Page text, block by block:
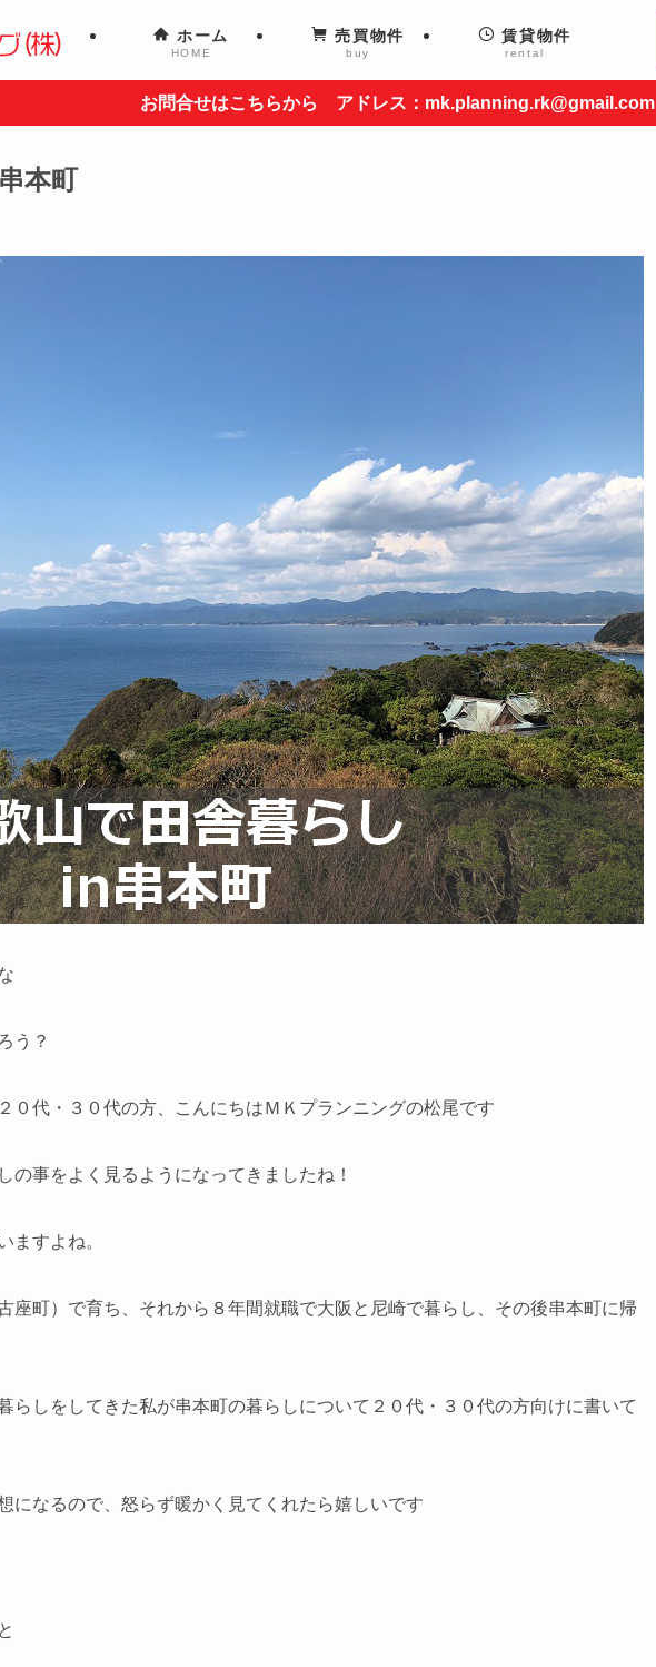
ホーム
HOME
売買物件
buy
賃貸物件
rental
お問合せはこちらから アドレス：mk.planning.rk@gmail.com
本町
う？
０代・３０代の方、こんにちはＭＫプランニングの松尾です
の事をよく見るようになってきましたね！
ますよね。
座町）で育ち、それから８年間就職で大阪と尼崎で暮らし、その後串本町に帰
らしをしてきた私が串本町の暮らしについて２０代・３０代の方向けに書いて
になるので、怒らず暖かく見てくれたら嬉しいです